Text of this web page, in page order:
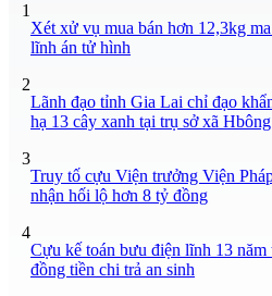
1
Xét xử vụ mua bán hơn 12,3kg
lĩnh án tử hình
2
Lãnh đạo tỉnh Gia Lai chỉ đạo
hạ 13 cây xanh tại trụ sở xã
3
Truy tố cựu Viện trưởng Viện
nhận hối lộ hơn 8 tỷ đồng
4
Cựu kế toán bưu điện lĩnh 13
đồng tiền chi trả an sinh